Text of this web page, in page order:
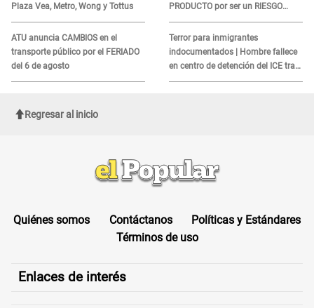
Plaza Vea, Metro, Wong y Tottus
ATU anuncia CAMBIOS en el
transporte público por el FERIADO
del 6 de agosto
PRODUCTO por ser un RIESGO
MORTAL para consumidores: ¿Cuál
es?
Terror para inmigrantes
indocumentados | Hombre fallece
en centro de detención del ICE tras
sufrir una "emergencia médica"
Regresar al inicio
Quiénes somos Contáctanos
Políticas y Estándares
Términos de uso
Enlaces de interés